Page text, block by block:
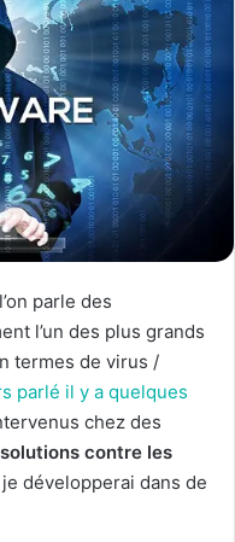
parle des
l’un des plus grands
termes de virus /
parlé il y a quelques
chez des
contre les
développerai dans de